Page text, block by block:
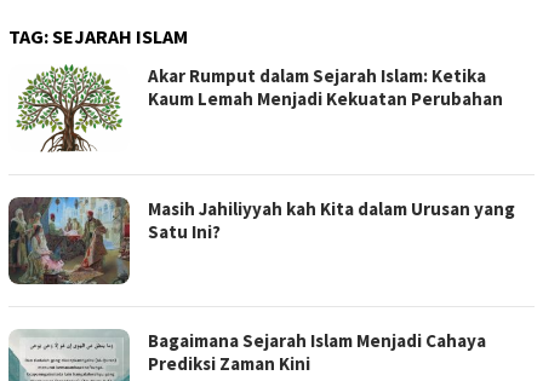
TAG:SEJARAH ISLAM
Akar Rumput dalam Sejarah Islam: Ketika
Kaum Lemah Menjadi Kekuatan Perubahan
Masih Jahiliyyah kah Kita dalam Urusan yang
Satu Ini?
Bagaimana Sejarah Islam Menjadi Cahaya
Prediksi Zaman Kini